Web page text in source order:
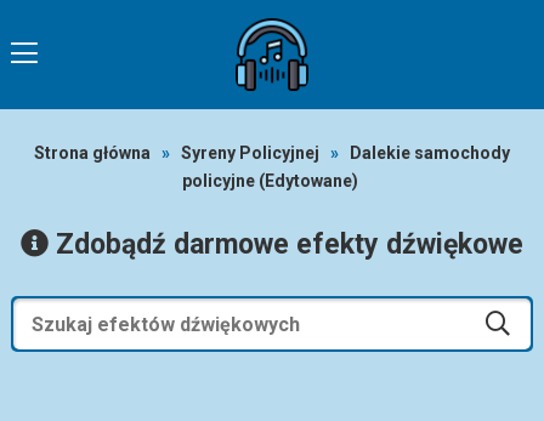
Strona główna » Syreny Policyjnej »
Dalekie samochody
policyjne (Edytowane)
Zdobądź darmowe efekty dźwiękowe